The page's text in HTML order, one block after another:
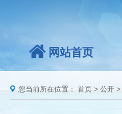
网站首页
您当前所在位置： 首页 > 公开 >